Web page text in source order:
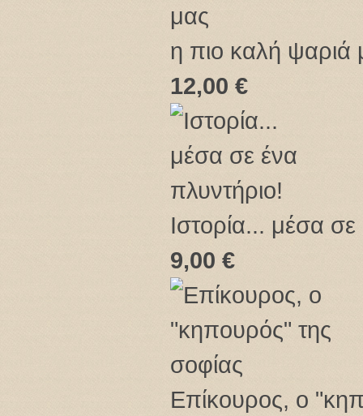
η πιο καλή ψαριά
12,00 €
Ιστορία... μέσα
9,00 €
Επίκουρος, ο